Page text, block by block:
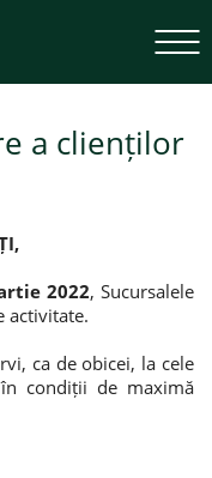
a clienților
2022, Sucursalele
activitate.
ca de obicei, la cele
condiții de maximă